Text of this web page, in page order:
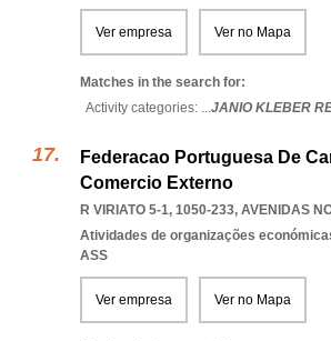
Ver empresa Ver no Mapa
Matches in the search for:
Activity categories: ...JANIO KLEBER
Federacao Portuguesa De
Comercio Externo
R VIRIATO 5-1, 1050-233, AVENIDAS
Atividades de organizações
ASS
Ver empresa Ver no Mapa